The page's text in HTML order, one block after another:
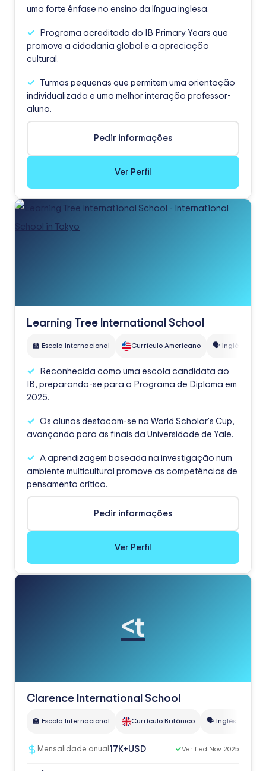
uma forte ênfase no ensino da língua inglesa.
Programa acreditado do IB Primary Years que
promove a cidadania global e a apreciação
cultural.
Turmas pequenas que permitem uma orientação
individualizada e uma melhor interação professor-
aluno.
Pedir informações
Ver Perfil
Learning Tree International School
🏫 Escola Internacional Currículo Americano 🗣️ Inglês
Reconhecida como uma escola candidata ao
IB, preparando-se para o Programa de Diploma em
2025.
Os alunos destacam-se na World Scholar's Cup,
avançando para as finais da Universidade de Yale.
A aprendizagem baseada na investigação num
ambiente multicultural promove as competências de
pensamento crítico.
Pedir informações
Ver Perfil
<t
Clarence International School
🏫 Escola Internacional Currículo Britânico 🗣️ Inglês
Mensalidade anual 17K+USD ✓Verified Nov 2025